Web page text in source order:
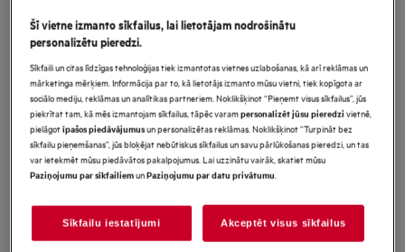
LWR85865O
8000. sērija Brīvstāvoša priekšas
ielādes veļasmašīna ar žāvētāju 8.0
kg 1600 rpm
Ražojuma informācijas lapa
Priekšrocības
8000 PowerCare veļas mašīna ar žāvētāju uzlabo mazgāšanas līdzekļa
iedarbību.
PowerClean nodrošina pilnvērtīgu traipu tīrīšanu* mazāk nekā 1 stundas
laikā.
Šī vietne izmanto sīkfailus, lai lietotājam nodrošinātu
personalizētu pieredzi.
Sīkfaili un citas līdzīgas tehnoloģijas tiek izmantotas vietnes uzlabošanas, kā arī reklāmas un
mārketinga mērķiem. Informācija par to, kā lietotājs izmanto mūsu vietni, tiek kopīgota ar
sociālo mediju, reklāmas un analītikas partneriem. Noklikšķinot “Pieņemt visus sīkfailus”, jūs
piekrītat tam, kā mēs izmantojam sīkfailus, tāpēc varampersonalizēt jūsu pieredzivietnē,
pielāgotīpašos piedāvājumusun personalizētas reklāmas. Noklikšķinot “Turpināt bez
sīkfailu pieņemšanas”, jūs bloķējat nebūtiskus sīkfailus un savu pārlūkošanas pieredzi, un tas
var ietekmēt mūsu piedāvātos pakalpojumus. Lai uzzinātu vairāk, skatiet mūsu
Paziņojumu par sīkfailiemunPaziņojumu par datu privātumu.
Sīkfailu iestatījumi Akceptēt visus sīkfailus